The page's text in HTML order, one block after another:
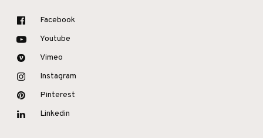
Facebook
Youtube
Vimeo
Instagram
Pinterest
Linkedin